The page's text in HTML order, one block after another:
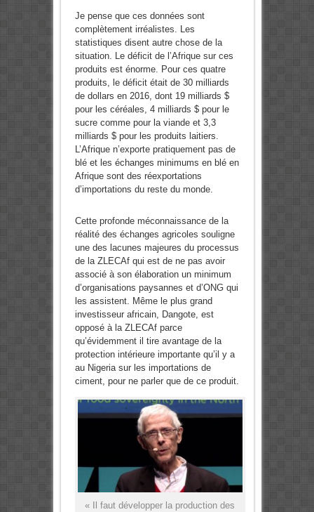
Je pense que ces données sont
complètement irréalistes. Les
statistiques disent autre chose de la
situation. Le déficit de l’Afrique sur ces
produits est énorme. Pour ces quatre
produits, le déficit était de 30 milliards
de dollars en 2016, dont 19 milliards $
pour les céréales, 4 milliards $ pour le
sucre comme pour la viande et 3,3
milliards $ pour les produits laitiers.
L’Afrique n’exporte pratiquement pas de
blé et les échanges minimums en blé en
Afrique sont des réexportations
d’importations du reste du monde.
Cette profonde méconnaissance de la
réalité des échanges agricoles souligne
une des lacunes majeures du processus
de la ZLECAf qui est de ne pas avoir
associé à son élaboration un minimum
d’organisations paysannes et d’ONG qui
les assistent. Même le plus grand
investisseur africain, Dangote, est
opposé à la ZLECAf parce
qu’évidemment il tire avantage de la
protection intérieure importante qu’il y a
au Nigeria sur les importations de
ciment, pour ne parler que de ce produit.
« Il faut développer la production des